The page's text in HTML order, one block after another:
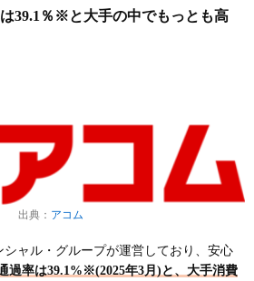
39.1％※と大手の中でもっとも高
出典： アコム
シャル・グループが運営しており、安心
過率は39.1%※(2025年3月)と、大手消費